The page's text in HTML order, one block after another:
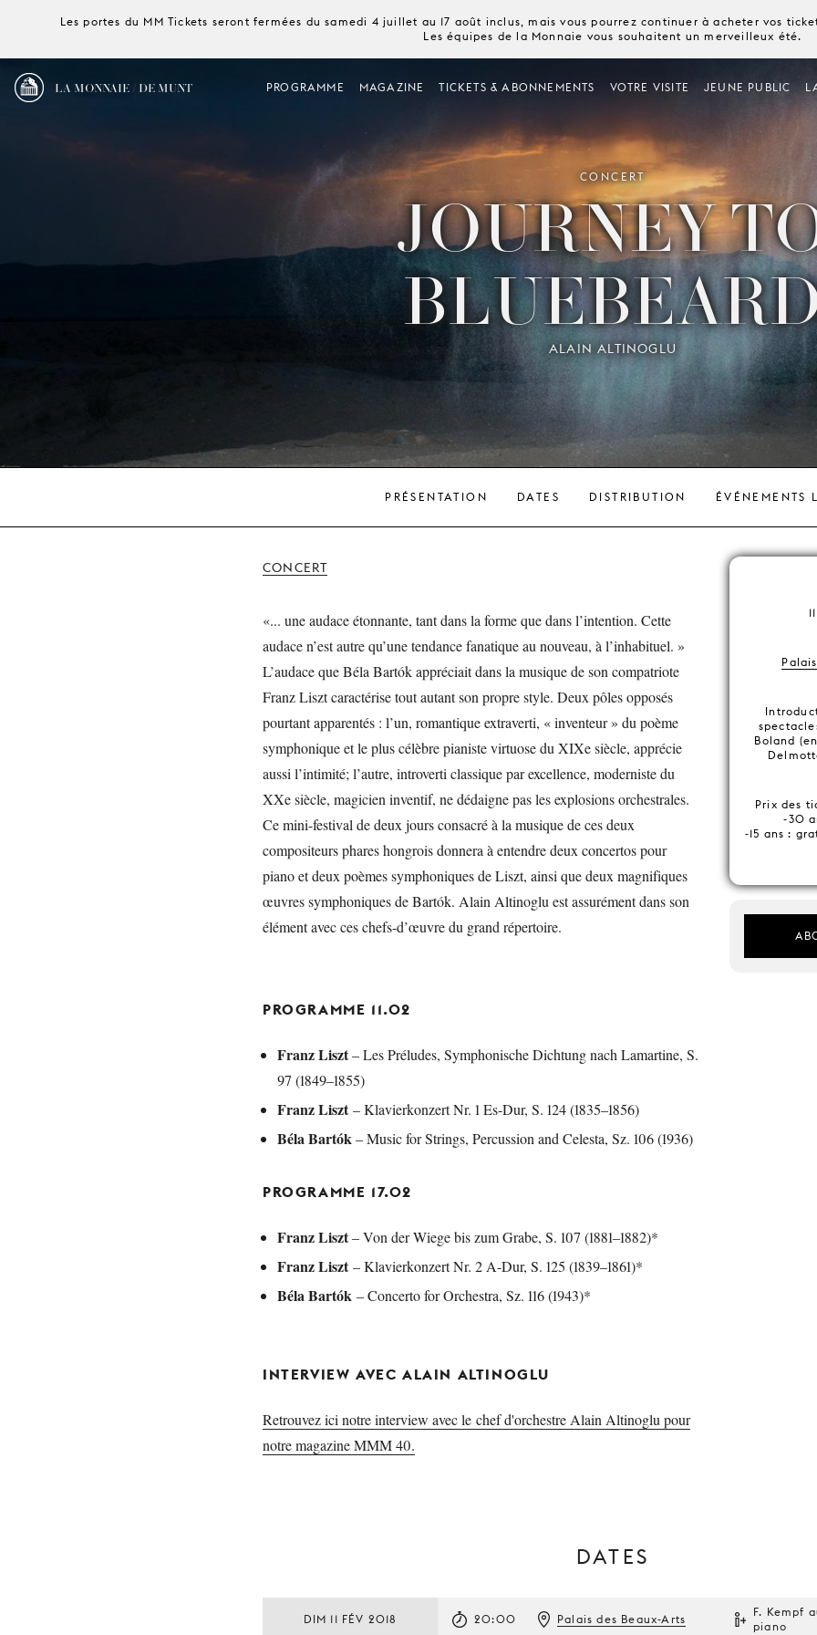
Les portes du MM Tickets seront fermées du samedi 4 juillet au 17 août inclus, mais vous pourrez continuer à acheter vos
Les équipes de la Monnaie vous souhaitent un merveilleux été.
LA MONNAIE / DE MUNT PROGRAMME MAGAZINE TICKETS & ABONNEMENTS VOTRE VISITE JEUNE PUBLIC
CONCERT
JOURNEY
ALAIN ALTINOGLU
PRÉSENTATION DATES DISTRIBUTION ÉVÉNEMENTS
CONCERT
«... une audace étonnante, tant dans la forme que dans l’intention. Cette
audace n’est autre qu’une tendance fanatique au nouveau, à l’inhabituel. »
L’audace que Béla Bartók appréciait dans la musique de son compatriote
Franz Liszt caractérise tout autant son propre style. Deux pôles opposés
pourtant apparentés : l’un, romantique extraverti, « inventeur » du poème
symphonique et le plus célèbre pianiste virtuose du XIXe siècle, apprécie
aussi l’intimité; l’autre, introverti classique par excellence, moderniste du
XXe siècle, magicien inventif, ne dédaigne pas les explosions orchestrales.
Ce mini-festival de deux jours consacré à la musique de ces deux
compositeurs phares hongrois donnera à entendre deux concertos pour
piano et deux poèmes symphoniques de Liszt, ainsi que deux magnifiques
œuvres symphoniques de Bartók. Alain Altinoglu est assurément dans son
élément avec ces chefs-d’œuvre du grand répertoire.
PROGRAMME 11.02
Franz Liszt– Les Préludes, Symphonische Dichtung nach Lamartine, S.
97 (1849–1855)
Franz Liszt– Klavierkonzert Nr. 1 Es-Dur, S. 124 (1835–1856)
Béla Bartók– Music for Strings, Percussion and Celesta, Sz. 106 (1936)
PROGRAMME 17.02
Franz Liszt– Von der Wiege bis zum Grabe, S. 107 (1881–1882)*
Franz Liszt– Klavierkonzert Nr. 2 A-Dur, S. 125 (1839–1861)*
Béla Bartók – Concerto for Orchestra, Sz. 116 (1943)*
INTERVIEW AVEC ALAIN ALTINOGLU
Retrouvez ici notre interview avec le chef d'orchestre Alain Altinoglu pour
notre magazine MMM 40.
11
Boland
Prix des
-30
-15 ans :
DATES
DIM 11 FÉV 2018 20:00 Palais des Beaux-Arts
F. Kempf
piano